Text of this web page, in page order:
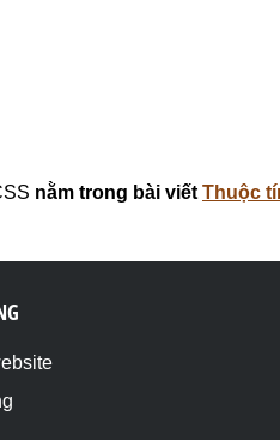
nằm trong bài viết Thuộc